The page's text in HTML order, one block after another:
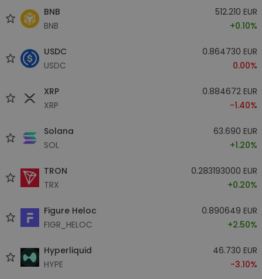
BNB
BNB
512.210 EUR
+0.10%
USDC
USDC
0.864730 EUR
0.00%
XRP
XRP
0.884672 EUR
-1.40%
Solana
SOL
63.690 EUR
+1.20%
TRON
TRX
0.283193000 EUR
+0.20%
Figure Heloc
FIGR_HELOC
0.890649 EUR
+2.50%
Hyperliquid
HYPE
46.730 EUR
-3.10%